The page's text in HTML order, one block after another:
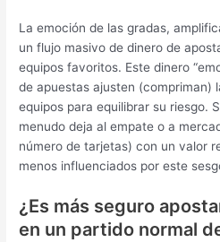
La emoción de las gradas,
un flujo masivo de dinero de
equipos favoritos. Este dinero
de apuestas ajusten (compriman)
equipos para equilibrar su riesgo.
menudo deja al empate o a
número de tarjetas) con un valor
menos influenciados por este
¿Es más seguro
en un partido normal